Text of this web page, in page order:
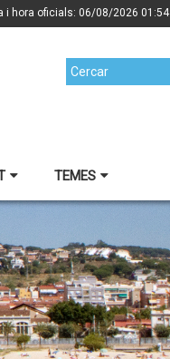
i hora oficials: 06/08/2026 01:54
TEMES